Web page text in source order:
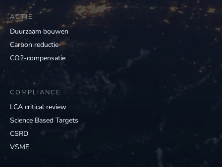
ACTIE
Duurzaam bouwen
Carbon reductie
CO2-compensatie
COMPLIANCE
LCA critical review
Science Based Targets
CSRD
VSME